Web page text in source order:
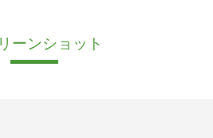
ーンショット